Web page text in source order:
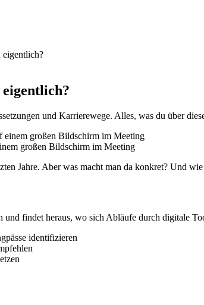
eigentlich?
und Karrierewege. Alles, was du über
großen Bildschirm im Meeting
Jahre. Aber was macht man da konkret? Und
findet heraus, wo sich Abläufe durch digitale
identifizieren